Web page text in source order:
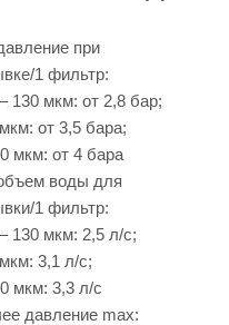
при
1 фильтр:
130 мкм: от 2,8 бар;
от 3,5 бара;
мкм: от 4 бара
воды для
1 фильтр:
130 мкм: 2,5 л/с;
3,1 л/с;
мкм: 3,3 л/с
давление max: